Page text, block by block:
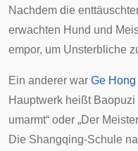
Nachdem die
erwachten Hund und
empor, um Unsterbliche
Ein anderer war Ge Hong
Hauptwerk heißt Baopuzi
umarmt“ oder „Der
Die Shangqing-Schule